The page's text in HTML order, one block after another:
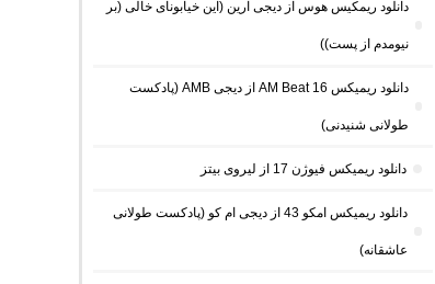
دانلود ریمکیس هوس از دیجی آرین (این خیابونای خالی (بر
نیومدم از پست))
دانلود ریمیکس AM Beat 16 از دیجی AMB (پادکست
طولانی شنیدنی)
دانلود ریمیکس فیوژن 17 از لیروی بیتز
دانلود ریمیکس امکو 43 از دیجی ام کو (پادکست طولانی
عاشقانه)